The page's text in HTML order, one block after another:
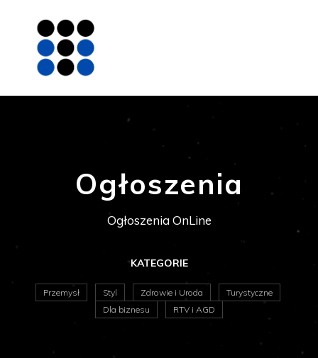
Ogłoszenia
Ogłoszenia OnLine
KATEGORIE
Przemysł Styl Zdrowie i Uroda
Turystyczne
Dla biznesu
RTV i AGD